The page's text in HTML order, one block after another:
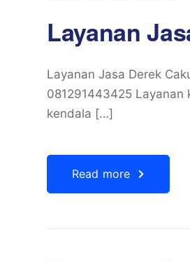
Layanan
Layanan Jasa Derek
081291443425 Layanan
kendala […]
Read more